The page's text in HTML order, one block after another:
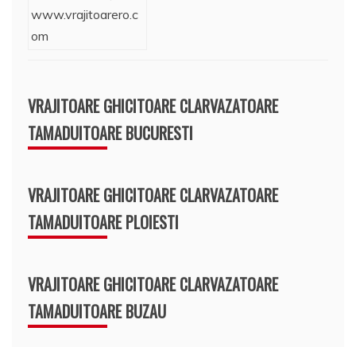
VRAJITOARE GHICITOARE CLARVAZATOARE
TAMADUITOARE BUCURESTI
VRAJITOARE GHICITOARE CLARVAZATOARE
TAMADUITOARE PLOIESTI
VRAJITOARE GHICITOARE CLARVAZATOARE
TAMADUITOARE BUZAU